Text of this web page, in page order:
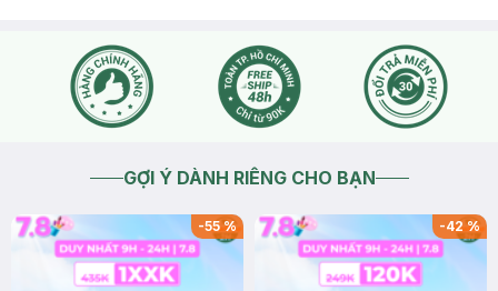
GỢI Ý DÀNH RIÊNG CHO BẠN
-55% -42%